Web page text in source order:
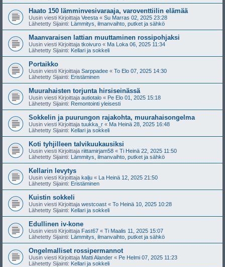
Haato 150 lämminvesivaraaja, varoventtiilin elämää
Uusin viesti Kirjoittaja Veesta « Su Marras 02, 2025 23:28
Lähetetty Sijainti: Lämmitys, ilmanvaihto, putket ja sähkö
Maanvaraisen lattian muuttaminen rossipohjaksi
Uusin viesti Kirjoittaja tkoivuro « Ma Loka 06, 2025 11:34
Lähetetty Sijainti: Kellari ja sokkeli
Portaikko
Uusin viesti Kirjoittaja Sarppadee « To Elo 07, 2025 14:30
Lähetetty Sijainti: Eristäminen
Muurahaisten torjunta hirsiseinässä
Uusin viesti Kirjoittaja autiotalo « Pe Elo 01, 2025 15:18
Lähetetty Sijainti: Remontointi yleisesti
Sokkelin ja puurungon rajakohta, muurahaisongelma
Uusin viesti Kirjoittaja tuukka_r « Ma Heinä 28, 2025 16:48
Lähetetty Sijainti: Kellari ja sokkeli
Koti tyhjilleen talvikuukausiksi
Uusin viesti Kirjoittaja riittamirjam58 « Ti Heinä 22, 2025 11:50
Lähetetty Sijainti: Lämmitys, ilmanvaihto, putket ja sähkö
Kellarin levytys
Uusin viesti Kirjoittaja kalju « La Heinä 12, 2025 21:50
Lähetetty Sijainti: Eristäminen
Kuistin sokkeli
Uusin viesti Kirjoittaja westcoast « To Heinä 10, 2025 10:28
Lähetetty Sijainti: Kellari ja sokkeli
Edullinen iv-kone
Uusin viesti Kirjoittaja Fast67 « Ti Maalis 11, 2025 15:07
Lähetetty Sijainti: Lämmitys, ilmanvaihto, putket ja sähkö
Ongelmalliset rossipermannot
Uusin viesti Kirjoittaja Matti Alander « Pe Helmi 07, 2025 11:23
Lähetetty Sijainti: Kellari ja sokkeli